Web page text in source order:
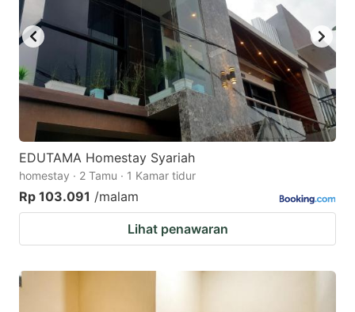
EDUTAMA Homestay Syariah
homestay · 2 Tamu · 1 Kamar tidur
Rp 103.091 /malam
Lihat penawaran